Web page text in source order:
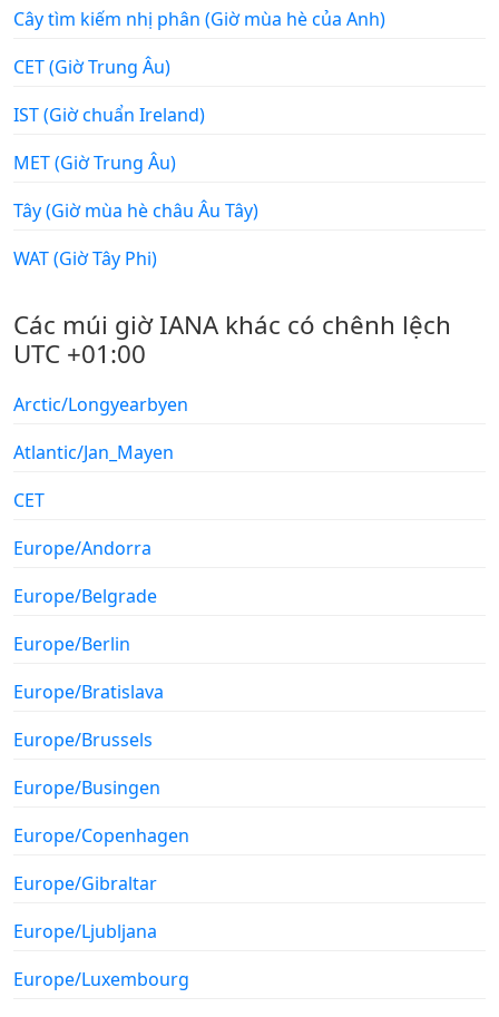
Cây tìm kiếm nhị phân (Giờ mùa hè của Anh)
CET (Giờ Trung Âu)
IST (Giờ chuẩn Ireland)
MET (Giờ Trung Âu)
Tây (Giờ mùa hè châu Âu Tây)
WAT (Giờ Tây Phi)
Các múi giờ IANA khác có chênh lệch
UTC +01:00
Arctic/Longyearbyen
Atlantic/Jan_Mayen
CET
Europe/Andorra
Europe/Belgrade
Europe/Berlin
Europe/Bratislava
Europe/Brussels
Europe/Busingen
Europe/Copenhagen
Europe/Gibraltar
Europe/Ljubljana
Europe/Luxembourg